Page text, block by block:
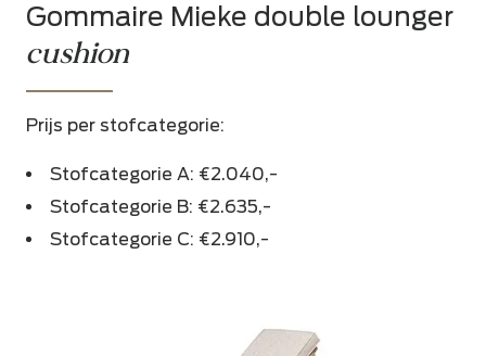
Gommaire Mieke double lounger
cushion
Prijs per stofcategorie:
Stofcategorie A: €2.040,-
Stofcategorie B: €2.635,-
Stofcategorie C: €2.910,-